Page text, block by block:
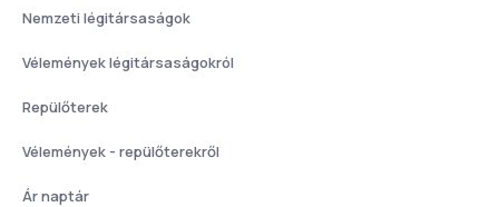
Nemzeti légitársaságok
Vélemények légitársaságokról
Repülőterek
Vélemények - repülőterekről
Ár naptár